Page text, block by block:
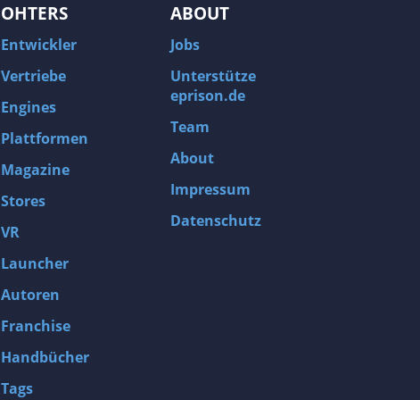
OHTERS
Entwickler
Vertriebe
Engines
Plattformen
Magazine
Stores
VR
Launcher
Autoren
Franchise
Handbücher
Tags
ABOUT
Jobs
Unterstütze
eprison.de
Team
About
Impressum
Datenschutz